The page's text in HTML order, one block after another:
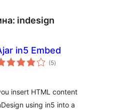
indesign
in5 Embed
(5общий
рейтинг
)
insert HTML content
using in5 into a